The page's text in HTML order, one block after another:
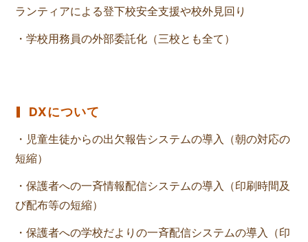
ランティアによる登下校安全支援や校外見回り
・学校用務員の外部委託化（三校とも全て）
DXについて
・児童生徒からの出欠報告システムの導入（朝の対応の
短縮）
・保護者への一斉情報配信システムの導入（印刷時間及
び配布等の短縮）
・保護者への学校だよりの一斉配信システムの導入（印